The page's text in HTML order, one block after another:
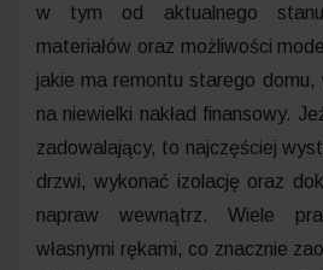
w tym od aktualnego stanu
materiałów oraz możliwości
jakie ma remontu starego
na niewielki nakład finansowy.
zadowalający, to najczęściej
drzwi, wykonać izolację oraz
napraw wewnątrz. Wiele
własnymi rękami, co znacznie